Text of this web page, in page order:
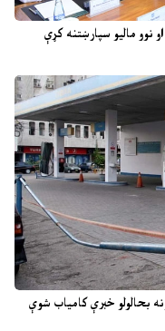
بحالولو خبرې کامیاب شوې